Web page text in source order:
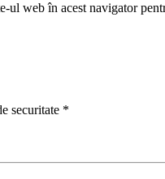
ul web în acest navigator
securitate *